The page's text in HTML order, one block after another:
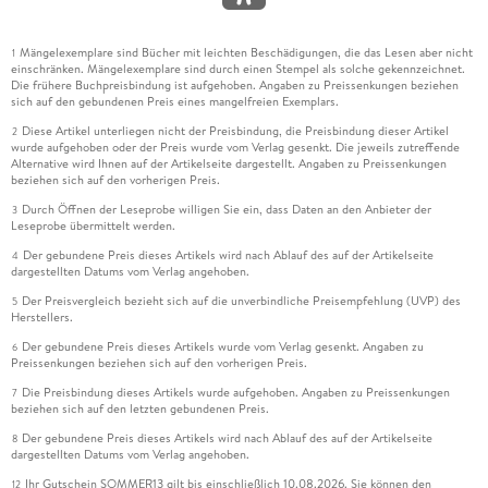
Schönheiten wird aber auch nicht sie Natur vergessen. Hier
spreche ich aber nicht nur vom Elbufer sondern auch von den
vielen Parks und Gärten die die Stadt zu bieten hat. Zum
verweilen und Kraft tanken laden sie alle ein! Selbst der
wunderschöne Zoo findet hier Erwähnung!
Hier und da geht es aber über die Grenzen Dresdens hinaus.
Meissen, Altkötzschenbroda (gehört zu Radebeul) usw. finden
hier ebenfalls ihrem Part. Wer also über die Stadtgrenzen von
Dresden hinaus reisen möchte, ist hiermit gut bedient, wer
Informationen überblättern.
Neben den informativen und aktuellen Texten gibt es, wie der
Heft-Name schon sagt, traumhafte Bilder zu bestaunen. Da
geht einem wirklich das Herz auf!
Die Qualität ist wie gewohnt bei der dieser Serie sehr
hochwertig. Die Papierqualität ist bestens gewählt, die
1 Mängelexemplare sind Bücher mit leichten Beschädigungen, die das Lesen aber nicht
einschränken. Mängelexemplare sind durch einen Stempel als solche gekennzeichnet.
Die frühere Buchpreisbindung ist aufgehoben. Angaben zu Preissenkungen beziehen
sich auf den gebundenen Preis eines mangelfreien Exemplars.
2 Diese Artikel unterliegen nicht der Preisbindung, die Preisbindung dieser Artikel
wurde aufgehoben oder der Preis wurde vom Verlag gesenkt. Die jeweils zutreffende
Alternative wird Ihnen auf der Artikelseite dargestellt. Angaben zu Preissenkungen
beziehen sich auf den vorherigen Preis.
3 Durch Öffnen der Leseprobe willigen Sie ein, dass Daten an den Anbieter der
Leseprobe übermittelt werden.
4 Der gebundene Preis dieses Artikels wird nach Ablauf des auf der Artikelseite
dargestellten Datums vom Verlag angehoben.
5 Der Preisvergleich bezieht sich auf die unverbindliche Preisempfehlung (UVP) des
Herstellers.
6 Der gebundene Preis dieses Artikels wurde vom Verlag gesenkt. Angaben zu
Preissenkungen beziehen sich auf den vorherigen Preis.
7 Die Preisbindung dieses Artikels wurde aufgehoben. Angaben zu Preissenkungen
beziehen sich auf den letzten gebundenen Preis.
8 Der gebundene Preis dieses Artikels wird nach Ablauf des auf der Artikelseite
dargestellten Datums vom Verlag angehoben.
12 Ihr Gutschein SOMMER13 gilt bis einschließlich 10.08.2026. Sie können den